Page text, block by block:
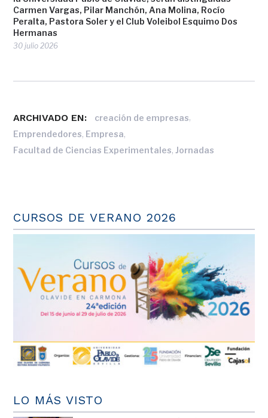
Carmen Vargas, Pilar Manchón, Ana Molina, Rocío
Peralta, Pastora Soler y el Club Voleibol Esquimo Dos
Hermanas
30 julio 2026
ARCHIVADO EN: creación de empresas,
Emprendedores, Empresa,
Facultad de Ciencias Experimentales,Jornadas
CURSOS DE VERANO 2026
LO MÁS VISTO